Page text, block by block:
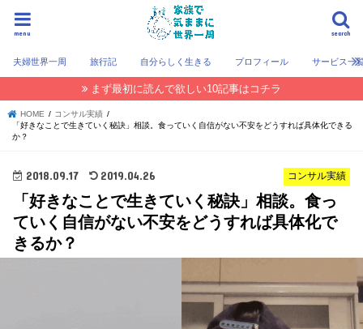
search
menu
夫婦世界一周 旅行記 自分らしく生きる プロフィール サービス一
まず最初に読んで欲しい10記事はコチラ
HOME
コンサル実績
「好きなことで生きていく秘訣」相談。食っていく自信がない不安をどうすれば具体化できる
か？
コンサル実績
2018.09.17 2019.04.26
「好きなことで生きていく秘訣」相談。食っ
ていく自信がない不安をどうすれば具体化で
きるか？